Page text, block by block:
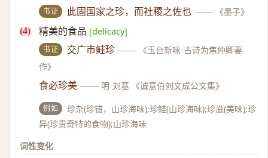
书证 此固国家之珍，而社稷之佐也 —— 《墨子》
精美的食品 [delicacy]
书证 交广市鲑珍 ——
《玉台新咏·古诗为焦仲卿妻
作》
食必珍美 —— 明·刘基 《诚意伯刘文成公文集》
例如
珍杂(珍错，山珍海味);珍鲑(山珍海味);珍滋(美味);珍
异(珍贵奇特的食物);山珍海味
词性变化